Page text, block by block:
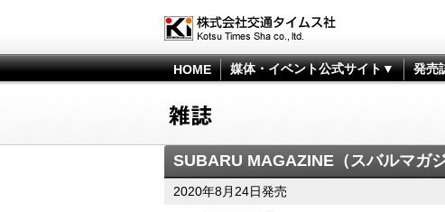
HOME 媒体・イベント公式サイト▼ 発売
SUBARU MAGAZINE（スバルマガ
2020年8月24日発売